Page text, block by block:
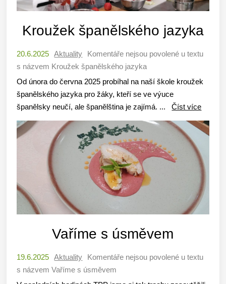
Kroužek španělského jazyka
20.6.2025 Aktuality Komentáře nejsou povolené u textu
s názvem Kroužek španělského jazyka
Od února do června 2025 probíhal na naší škole kroužek
španělského jazyka pro žáky, kteří se ve výuce
španělsky neučí, ale španělština je zajímá. ...Číst více
Vaříme s úsměvem
19.6.2025 Aktuality Komentáře nejsou povolené u textu
s názvem Vaříme s úsměvem